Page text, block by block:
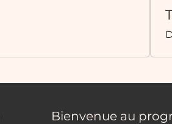
Bienvenue au